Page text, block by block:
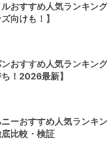
おすすめ人気ランキン
向けも！】
おすすめ人気ランキン
！2026最新】
ーおすすめ人気ランキ
比較・検証